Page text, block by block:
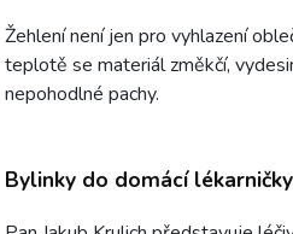
Žehlení není jen pro vyhlazení
teplotě se materiál změkčí,
nepohodlné pachy.
Bylinky do domácí lékarničky